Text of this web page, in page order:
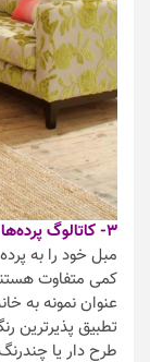
۳- کاتالوگ پرده‌ها را با خود به خانه بیاورید.
مبل خود را به
کمی متفاوت
عنوان نمونه به
تطبیق پذیر‌ترین
طرح دار یا